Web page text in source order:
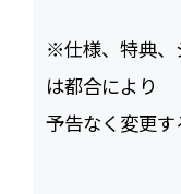
※仕様、特典、
は都合により
予告なく変更す